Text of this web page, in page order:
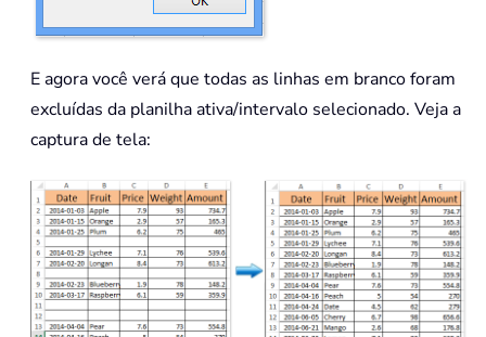
E agora você verá que todas as linhas em branco foram
excluídas da planilha ativa/intervalo selecionado. Veja a
captura de tela: